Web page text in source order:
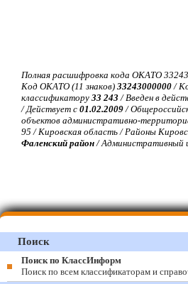
Полная расшифровка кода ОКАТО
Код ОКАТО (11 знаков) 33243000000 /
классификатору 33 243 / Введен в
/ Действует с 01.02.2009 /
объектов административно-
95 / Кировская область / Районы
Фаленский район / Административный
Поиск
Поиск по КлассИнформ
Поиск по всем классификаторам и